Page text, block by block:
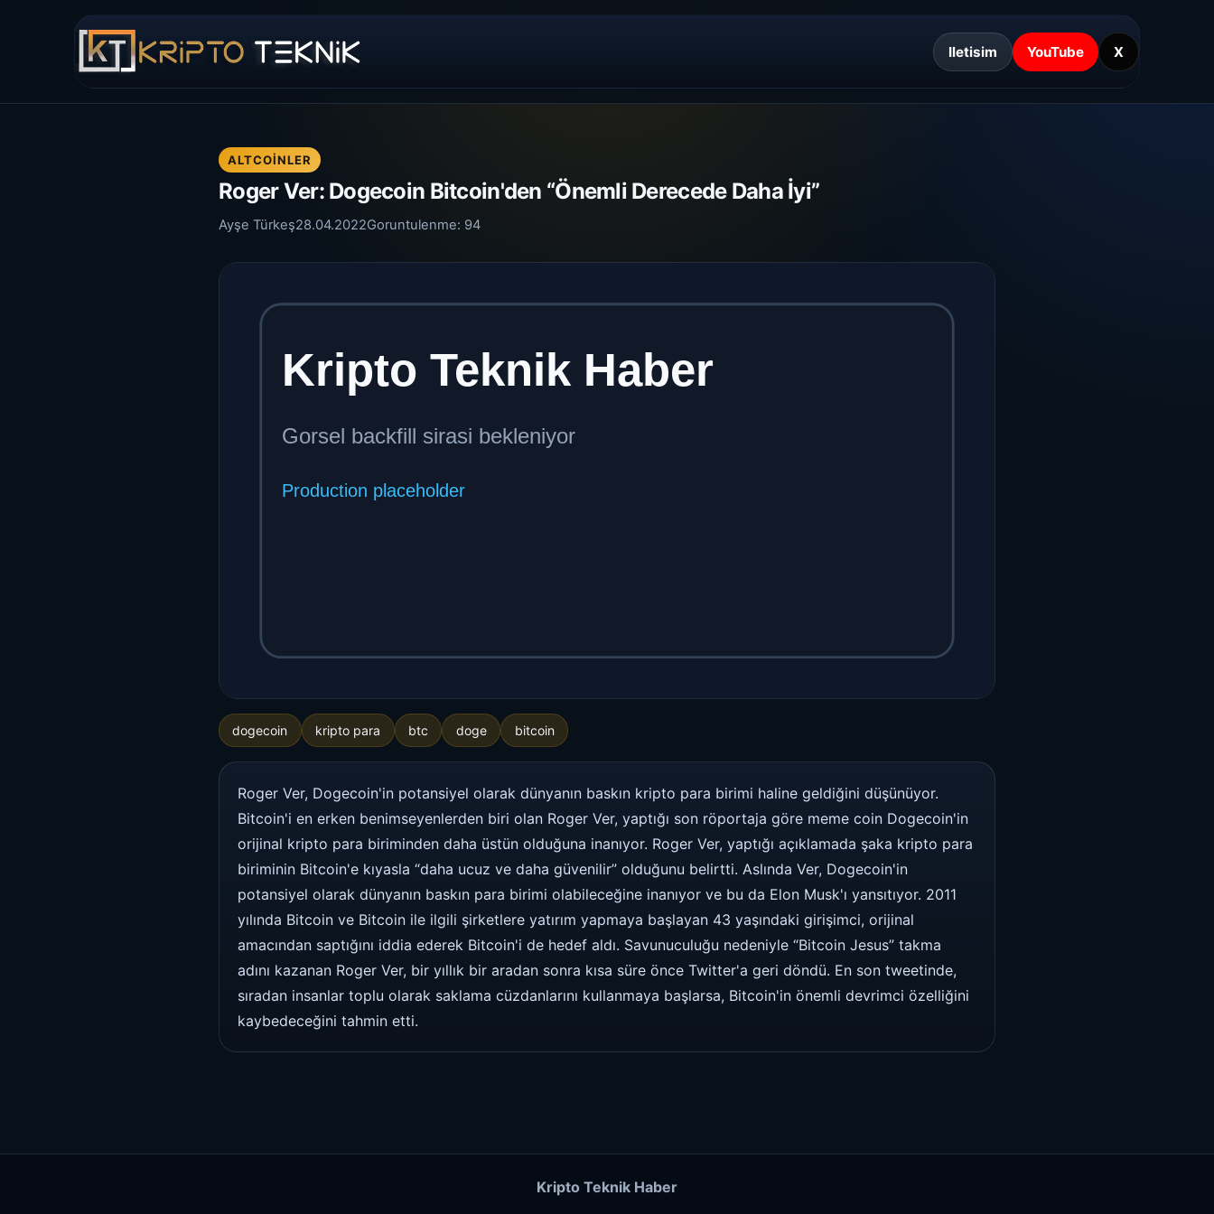
Iletisim YouTube X
ALTCOINLER
Roger Ver: Dogecoin Bitcoin'den “Önemli Derecede Daha İyi”
Ayşe Türkeş28.04.2022Goruntulenme: 94
dogecoin kripto para btc doge bitcoin
Roger Ver, Dogecoin'in potansiyel olarak dünyanın baskın kripto para birimi haline geldiğini düşünüyor.
Bitcoin'i en erken benimseyenlerden biri olan Roger Ver, yaptığı son röportaja göre meme coin Dogecoin'in
orijinal kripto para biriminden daha üstün olduğuna inanıyor. Roger Ver, yaptığı açıklamada şaka kripto para
biriminin Bitcoin'e kıyasla “daha ​​ucuz ve daha güvenilir” olduğunu belirtti. Aslında Ver, Dogecoin'in
potansiyel olarak dünyanın baskın para birimi olabileceğine inanıyor ve bu da Elon Musk'ı yansıtıyor. 2011
yılında Bitcoin ve Bitcoin ile ilgili şirketlere yatırım yapmaya başlayan 43 yaşındaki girişimci, orijinal
amacından saptığını iddia ederek Bitcoin'i de hedef aldı. Savunuculuğu nedeniyle “Bitcoin Jesus” takma
adını kazanan Roger Ver, bir yıllık bir aradan sonra kısa süre önce Twitter'a geri döndü. En son tweetinde,
sıradan insanlar toplu olarak saklama cüzdanlarını kullanmaya başlarsa, Bitcoin'in önemli devrimci özelliğini
kaybedeceğini tahmin etti.
Kripto Teknik Haber